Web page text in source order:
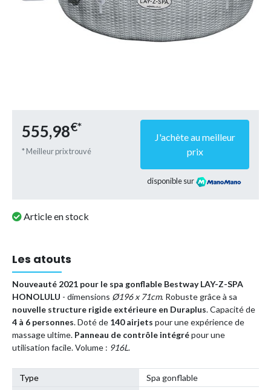
555,98€*
* Meilleur prix trouvé
J'achète au meilleur
prix
disponible sur
Article en stock
Les atouts
Nouveauté 2021 pour le spa gonflable Bestway LAY-Z-SPA
HONOLULU - dimensions Ø196 x 71cm. Robuste grâce à sa
nouvelle structure rigide extérieure en Duraplus. Capacité de
4 à 6 personnes. Doté de 140 airjets pour une expérience de
massage ultime. Panneau de contrôle intégrépour une
utilisation facile. Volume : 916L.
Type
Spa gonflable